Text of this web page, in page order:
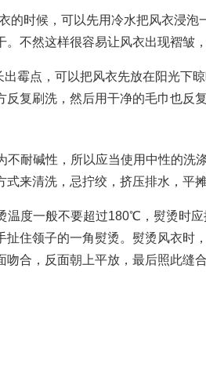
的时候，可以先用冷水把风衣浸
不然这样很容易让风衣出现褶皱
出霉点，可以把风衣先放在阳光下
反复刷洗，然后用干净的毛巾也反
不耐碱性，所以应当使用中性的
式来清洗，忌拧绞，挤压排水，平
温度一般不要超过180℃，熨烫时
扯住领子的一角熨烫。熨烫风衣时
吻合，反面朝上平放，最后照此缝